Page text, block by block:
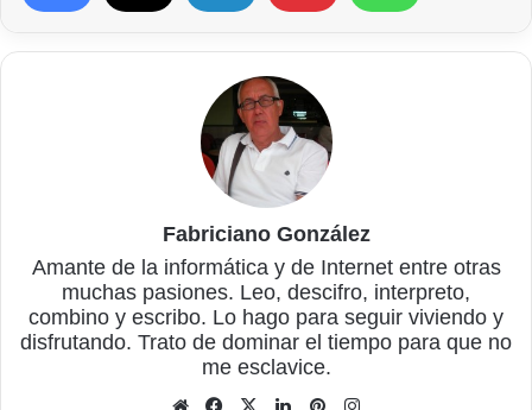
Fabriciano González
Amante de la informática y de Internet entre otras
muchas pasiones. Leo, descifro, interpreto,
combino y escribo. Lo hago para seguir viviendo y
disfrutando. Trato de dominar el tiempo para que no
me esclavice.
Sitio Facebook
X LinkedInPinterest